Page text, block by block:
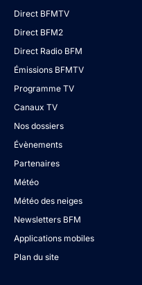
Direct BFMTV
Direct BFM2
Direct Radio BFM
Émissions BFMTV
Programme TV
Canaux TV
Nos dossiers
Évènements
Partenaires
Météo
Météo des neiges
Newsletters BFM
Applications mobiles
Plan du site